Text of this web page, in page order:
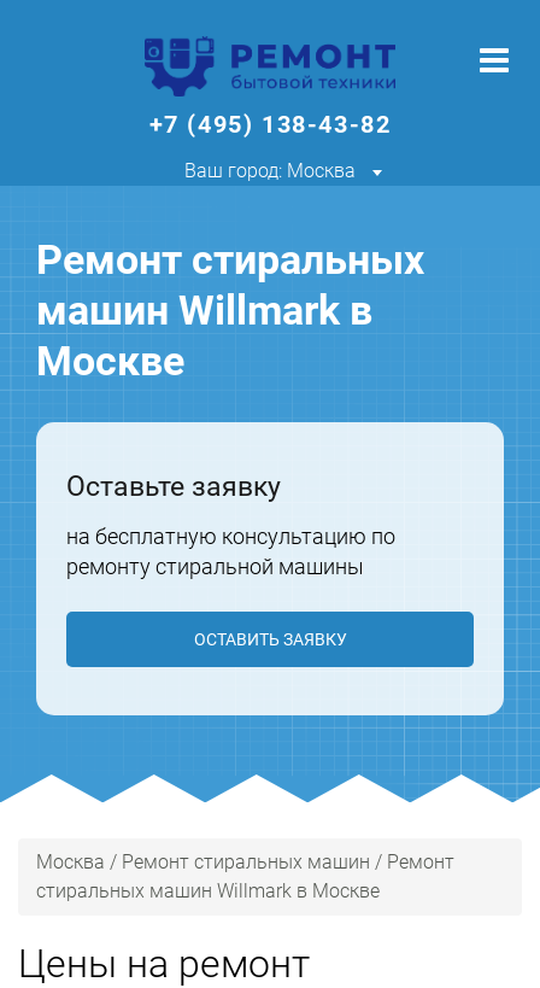
+7 (495) 138-43-82
Ваш город: Москва
Ремонт стиральных
машин Willmark в
Москве
Оставьте заявку
на бесплатную консультацию по
ремонту стиральной машины
ОСТАВИТЬ ЗАЯВКУ
Москва / Ремонт стиральных машин / Ремонт
стиральных машин Willmark в Москве
Цены на ремонт